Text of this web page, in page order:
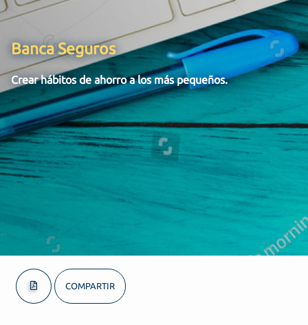
Inicio Banca seguros
Banca Seguros
Crear hábitos de ahorro a los más pequeños.
COMPARTIR